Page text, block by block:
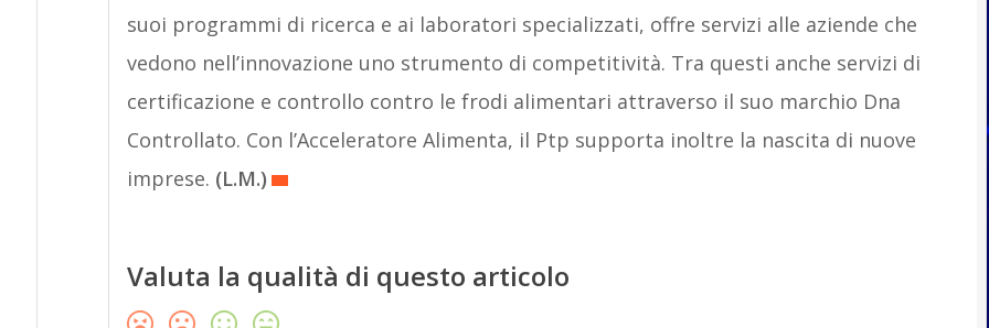
suoi programmi di ricerca e ai laboratori specializzati, offre servizi alle aziende che
vedono nell’innovazione uno strumento di competitività. Tra questi anche servizi di
certificazione e controllo contro le frodi alimentari attraverso il suo marchio Dna
Controllato. Con l’Acceleratore Alimenta, il Ptp supporta inoltre la nascita di nuove
imprese. (L.M.)
Valuta la qualità di questo articolo